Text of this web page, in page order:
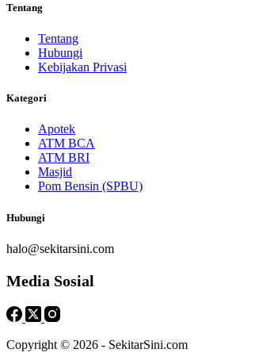
Tentang
Tentang
Hubungi
Kebijakan Privasi
Kategori
Apotek
ATM BCA
ATM BRI
Masjid
Pom Bensin (SPBU)
Hubungi
halo@sekitarsini.com
Media Sosial
Copyright © 2026 - SekitarSini.com